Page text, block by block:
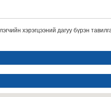
хэрэгцээний дагуу бүрэн